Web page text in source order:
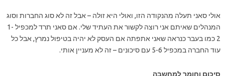
אולי סאני תעלה מהנקודה הזו, ואולי היא זולה – אבל זה לא סוג החברות וסוג
המנהלים שאיתם אני רוצה לקשור את העתיד שלי. אם סאני תרד למכפיל 1-
2 כמו בעבר כנראה שאני אתפתה אם העסק לא יהיה בטיפול נמרץ, אבל כל
עוד החברה במכפיל 5-6 עם סיכונים – זה לא מעניין אותי.
סיכום וחומר למחשבה